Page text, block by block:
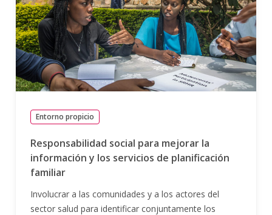
Entorno propicio
Responsabilidad social para mejorar la
información y los servicios de planificación
familiar
Involucrar a las comunidades y a los actores del
sector salud para identificar conjuntamente los